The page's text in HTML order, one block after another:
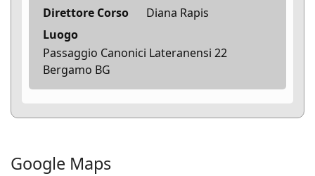
Direttore Corso
Diana Rapis
Luogo
Passaggio Canonici Lateranensi 22
Bergamo BG
Google Maps